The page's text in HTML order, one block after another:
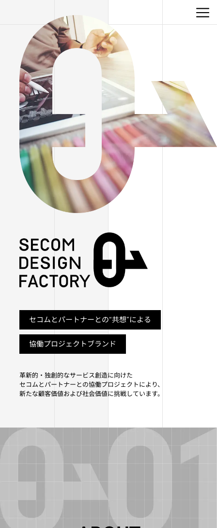
セコムとパートナーとの“共想”による
協働プロジェクトブランド
革新的・独創的なサービス創造に向けた
セコムとパートナーとの協働プロジェクトにより、
新たな顧客価値および社会価値に挑戦しています。